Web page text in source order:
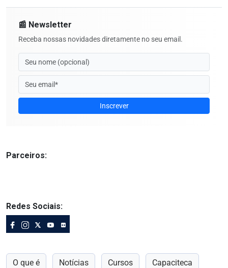
📰 Newsletter
Receba nossas novidades diretamente no seu email.
Inscrever
Parceiros:
Redes Sociais:
O que é Notícias Cursos Capaciteca